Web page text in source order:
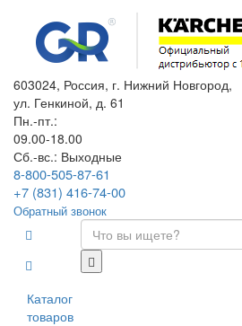
603024, Россия, г. Нижний Новгород,
ул. Генкиной, д. 61
Пн.-пт.:
09.00-18.00
Сб.-вс.: Выходные
8-800-505-87-61
+7 (831) 416-74-00
Обратный звонок
Каталог
товаров